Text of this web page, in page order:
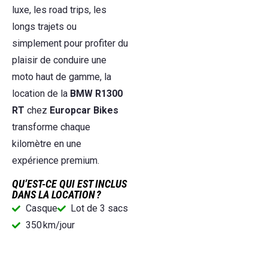
luxe, les road trips, les
longs trajets ou
simplement pour profiter du
plaisir de conduire une
moto haut de gamme, la
location de la BMW R1300
RT chez Europcar Bikes
transforme chaque
kilomètre en une
expérience premium.
QU’EST-CE QUI EST INCLUS
DANS LA LOCATION ?
Casque
Lot de 3 sacs
350 km/jour